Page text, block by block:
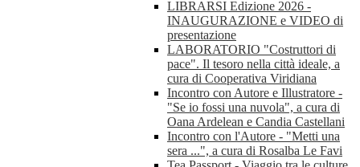
LIBRARSI Edizione 2026 -
INAUGURAZIONE e VIDEO di
presentazione
LABORATORIO "Costruttori di
pace". Il tesoro nella città ideale, a
cura di Cooperativa Viridiana
Incontro con Autore e Illustratore -
"Se io fossi una nuvola", a cura di
Oana Ardelean e Candia Castellani
Incontro con l'Autore - "Metti una
sera ...", a cura di Rosalba Le Favi